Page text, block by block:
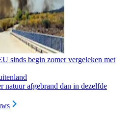
sinds begin zomer vergeleken met
natuur afgebrand dan in dezelfde